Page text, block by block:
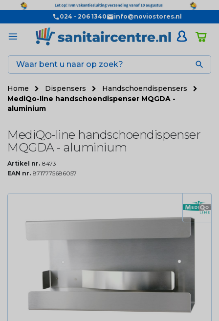
024 - 206 1340 info@noviostores.nl

Home Dispensers
Handschoendispensers
MediQo-line handschoendispenser MQGDA -
aluminium
MediQo-line handschoendispenser
MQGDA - aluminium
Artikel nr. 8473
EAN nr. 8717775686057